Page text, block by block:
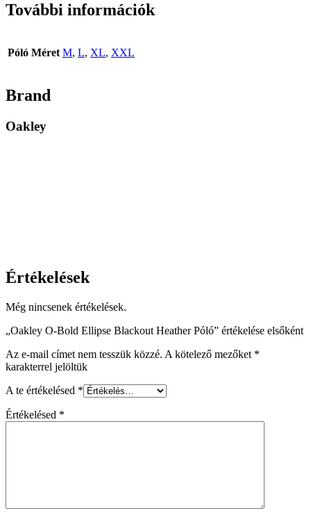
További információk
Póló Méret M, L, XL, XXL
Brand
Oakley
Értékelések
Még nincsenek értékelések.
„Oakley O-Bold Ellipse Blackout Heather Póló” értékelése elsőként
Az e-mail címet nem tesszük közzé. A kötelező mezőket *
karakterrel jelöltük
A te értékelésed *
Értékelésed *